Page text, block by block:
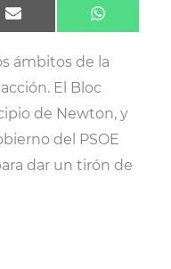
Compartir
en
E
m
i
en
W
h
t
p
ámbitos de la
El Bloc
de Newton, y
del PSOE
dar un tirón de